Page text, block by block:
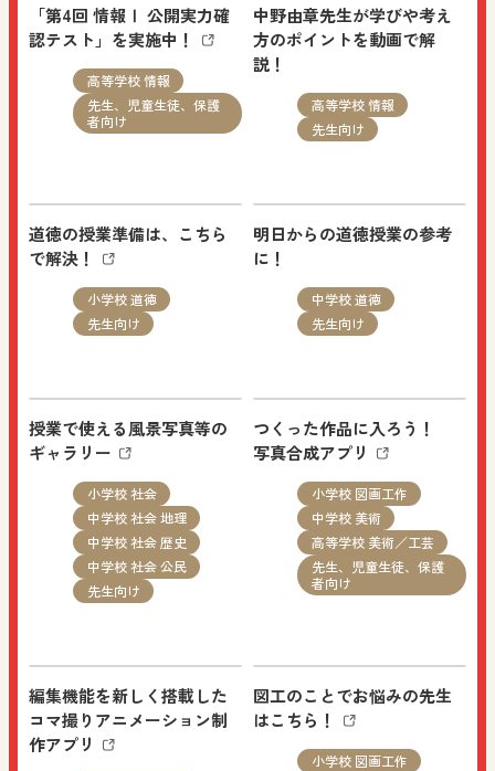
をつくる vol.11」を追加しました。
NEW
2026.08.03
お知らせ すべての人向け
日文公式LINEを開設しました。日文公式LINEで
は、実践事例や教科書・指導書の活用方法など授
業に役立つ最新情報をお届けします。ぜひ友だち
追加をよろしくお願いいたします。
2026.08.03
小学校 社会
先生向け
10/3（土）「先生のための教育実践セミナー in 九
州 社会科のみかた 国際化時代を見据えた社会
科指導の提案」を開催します。定員および締切が
ございますのでお早めにお申し込みください。
2026.08.01
特設サイト
小学校 図画工作
先生、保護者向け
「第4回 情報Ⅰ 公開実力確
認テスト」を実施中！
高等学校 情報
先生、児童生徒、保護
者向け
中野由章先生が学びや考え
方のポイントを動画で解
説！
高等学校 情報
先生向け
道徳の授業準備は、こちら
で解決！
小学校 道徳
先生向け
明日からの道徳授業の参考
に！
中学校 道徳
先生向け
授業で使える風景写真等の
ギャラリー
小学校 社会
中学校 社会 地理
中学校 社会 歴史
中学校 社会 公民
先生向け
つくった作品に入ろう！
写真合成アプリ
小学校 図画工作
中学校 美術
高等学校 美術／工芸
先生、児童生徒、保護
者向け
編集機能を新しく搭載した
コマ撮りアニメーション制
作アプリ
図工のことでお悩みの先生
はこちら！
小学校 図画工作